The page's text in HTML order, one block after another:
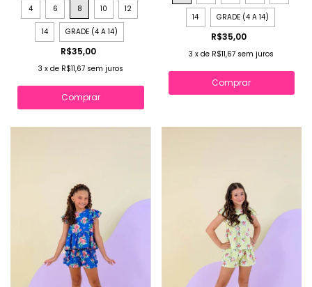
4 6 8 10 12
14 GRADE (4 A 14)
R$35,00
3 x de R$11,67 sem juros
Comprar
14 GRADE (4 A 14)
R$35,00
3 xde R$11,67 sem juros
Comprar